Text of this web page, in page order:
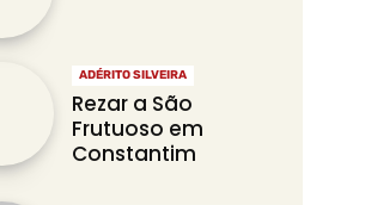
ADÉRITO SILVEIRA
Rezar a São
Frutuoso em
Constantim